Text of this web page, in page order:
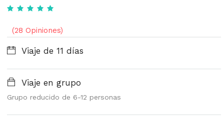
(28 Opiniones)
Viaje de 11 días
Viaje en grupo
Grupo reducido de 6-12 personas